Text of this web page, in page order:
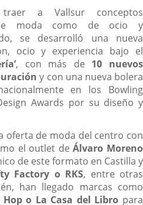
a Vallsur conceptos
moda como de ocio y
se desarrolló una nueva
ocio y experiencia bajo el
, con más de 10 nuevos
y con una nueva bolera
en los Bowling
Awards por su diseño y
oferta de moda del centro con
el outlet deÁlvaro Moreno
de este formato en Castilla y
Factory o RKS, entre otras
han llegado marcas como
o La Casa del Libro para